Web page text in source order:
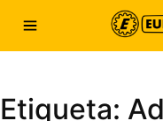
Saltar al contenido
Abrir menú
Etiqueta: